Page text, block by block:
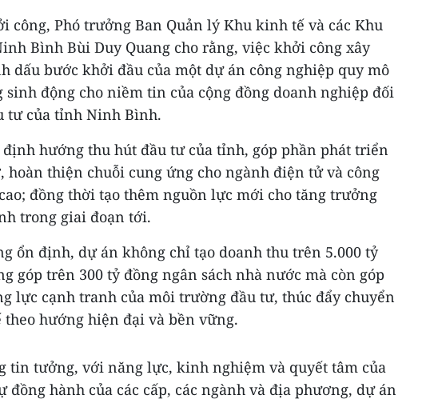
công, Phó trưởng Ban Quản lý Khu kinh tế và các Khu
Bình Bùi Duy Quang cho rằng, việc khởi công xây
dấu bước khởi đầu của một dự án công nghiệp quy mô
động cho niềm tin của cộng đồng doanh nghiệp đối
tư của tỉnh Ninh Bình.
hướng thu hút đầu tư của tỉnh, góp phần phát triển
hoàn thiện chuỗi cung ứng cho ngành điện tử và công
đồng thời tạo thêm nguồn lực mới cho tăng trưởng
trong giai đoạn tới.
ổn định, dự án không chỉ tạo doanh thu trên 5.000 tỷ
góp trên 300 tỷ đồng ngân sách nhà nước mà còn góp
lực cạnh tranh của môi trường đầu tư, thúc đẩy chuyển
hướng hiện đại và bền vững.
tin tưởng, với năng lực, kinh nghiệm và quyết tâm của
đồng hành của các cấp, các ngành và địa phương, dự án